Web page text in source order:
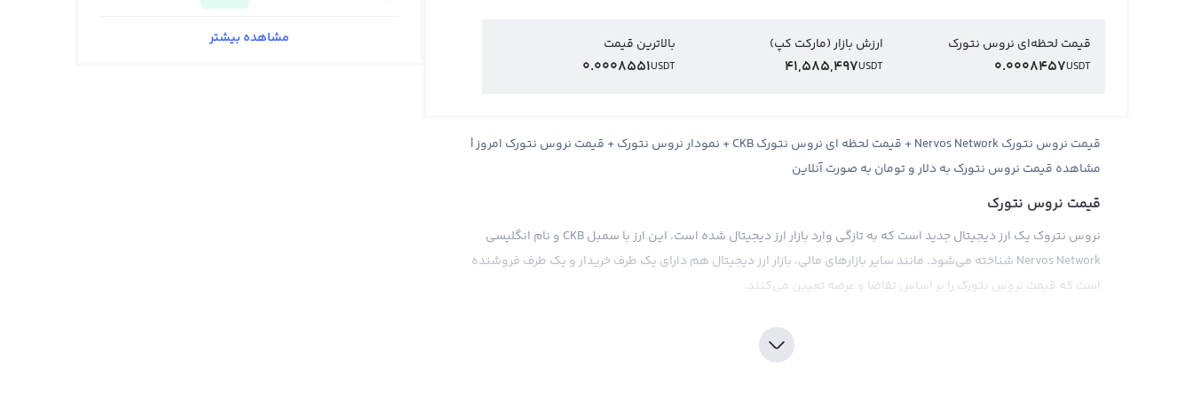
قیمت لحظه‌ای نروس نتورک
USDT
0.0008457
ارزش بازار (مارکت کپ)
USDT
41,585,497
بالاترین قیمت
USDT
0.0008551
قیمت نروس نتورک Nervos Network + قیمت لحظه ای نروس نتورک CKB + نمودار نروس نتورک + قیمت نروس نتورک امروز |
مشاهده قیمت نروس نتورک به دلار و تومان به صورت آنلاین
قیمت نروس نتورک
نروس نتروک یک ارز دیجیتال جدید است که به تازگی وارد بازار ارز دیجیتال شده است. این ارز با سمبل CKB و نام انگلیسی
Nervos Network شناخته می‌شود. مانند سایر بازارهای مالی، بازار ارز دیجیتال هم دارای یک طرف خریدار و یک طرف فروشنده
است که قیمت نروس نتورک را بر اساس تقاضا و عرضه تعیین می‌کنند.
اساس پول‌های فیات مختلف مانند دلار و یا سایر ارزهای دیجیتال مثل تتر و اتریوم نمایش می‌دهند. اما در صرافی‌های
مشاهده بیشتر